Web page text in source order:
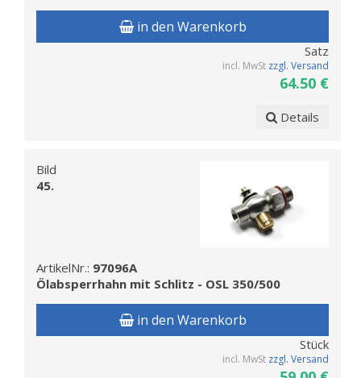
in den Warenkorb
Satz
incl. MwSt zzgl. Versand
64.50 €
Details
Bild
45.
ArtikelNr.: 97096A
Ölabsperrhahn mit Schlitz - OSL 350/500
in den Warenkorb
Stück
incl. MwSt zzgl. Versand